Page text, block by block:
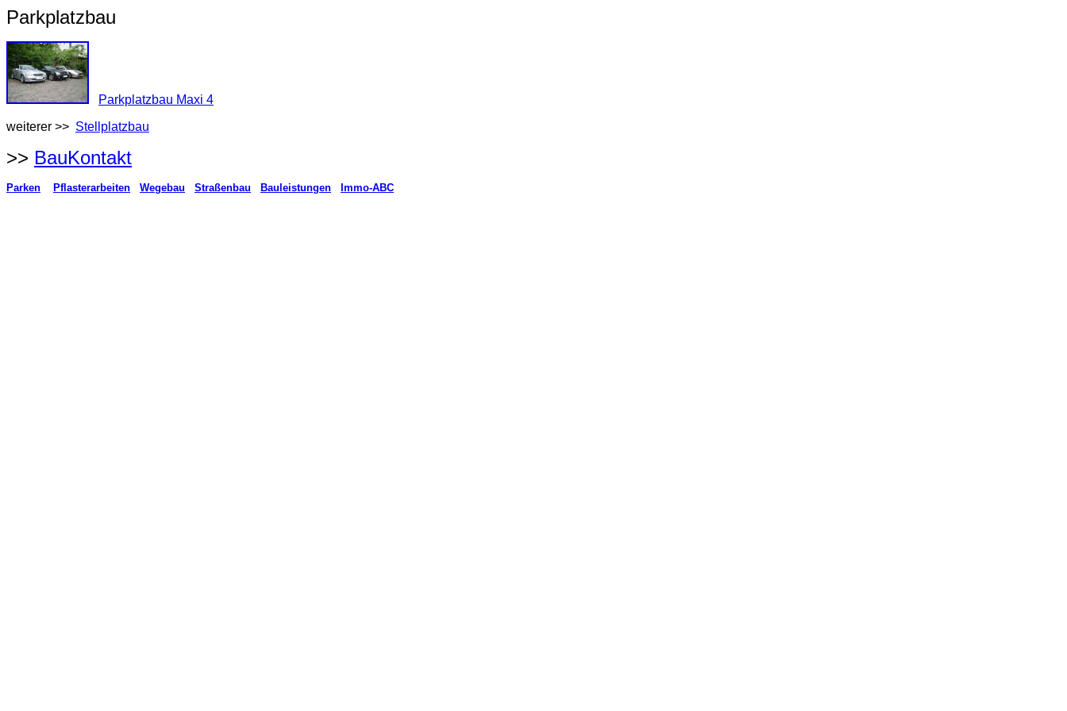
Parkplatzbau
Parkplatzbau Maxi 4
weiterer >> Stellplatzbau
>> BauKontakt
Parken Pflasterarbeiten Wegebau Straßenbau Bauleistungen Immo-ABC